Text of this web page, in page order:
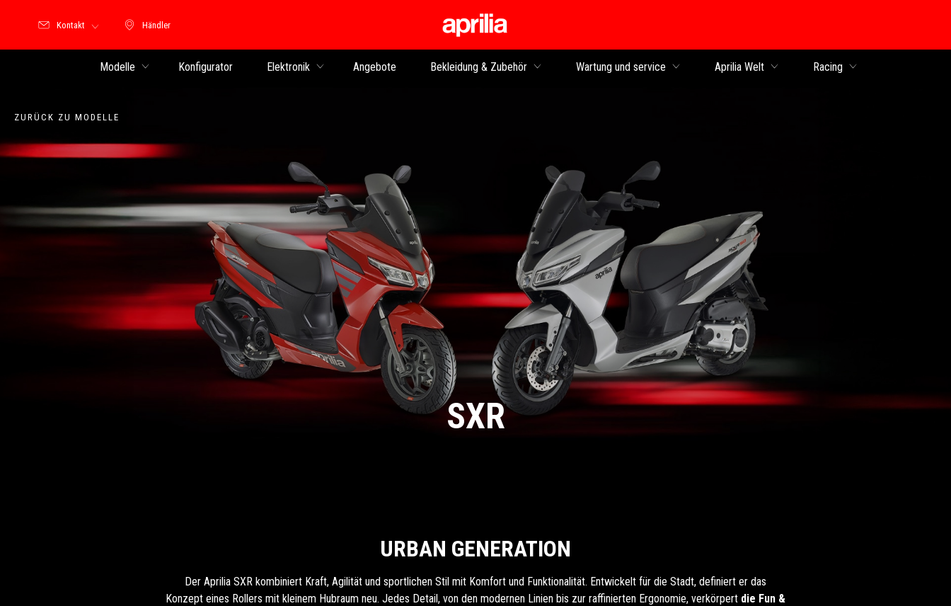
Händler
Händler
Kontakt
Modelle Konfigurator Elektronik Angebote Bekleidung & Zubehör Wartung und service Aprilia Welt Racing
ZURÜCK ZU MODELLE
SXR
URBAN GENERATION
Der Aprilia SXR kombiniert Kraft, Agilität und sportlichen Stil mit Komfort und Funktionalität. Entwickelt für die Stadt, definiert er das
Konzept eines Rollers mit kleinem Hubraum neu. Jedes Detail, von den modernen Linien bis zur raffinierten Ergonomie, verkörpert die Fun &